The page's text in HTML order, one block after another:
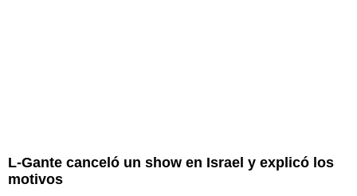
L-Gante canceló un show en Israel y explicó los
motivos